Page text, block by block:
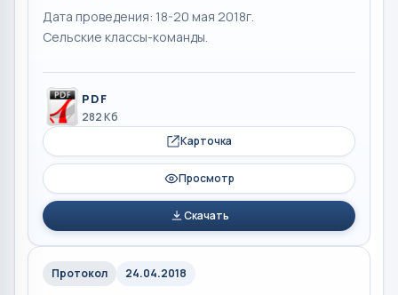
Дата проведения: 18-20 мая 2018г.
Сельские классы-команды.
PDF
282 Кб
Карточка
Просмотр
Скачать
Протокол 24.04.2018